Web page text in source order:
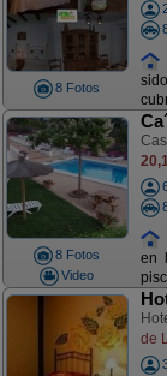
8 Fotos
8 Fotos
Video
en
de